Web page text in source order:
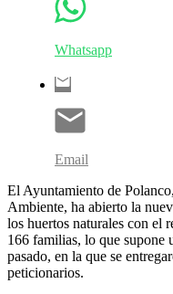
Whatsapp
Email
El Ayuntamiento de
Ambiente, ha abierto la
los huertos naturales con el
166 familias, lo que supone
pasado, en la que se
peticionarios.